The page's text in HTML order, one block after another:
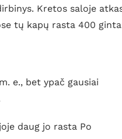
Kretos saloje
tų kapų rasta 400
e., bet ypač gausiai
daug jo rasta Po